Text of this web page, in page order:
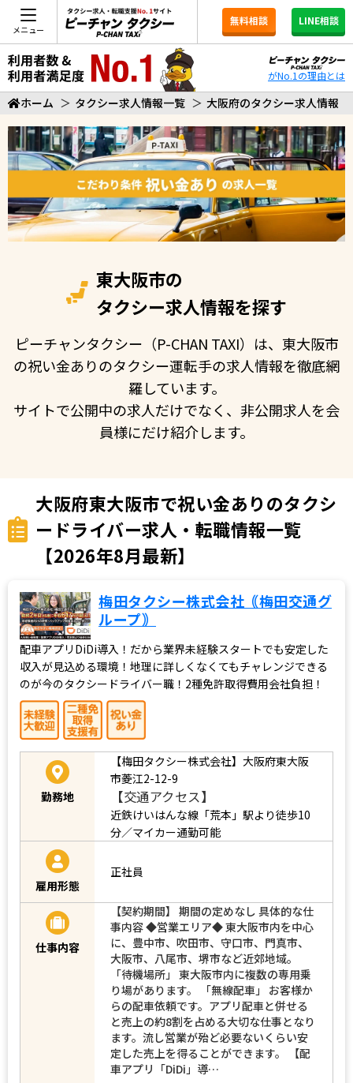
メニュー
無料相談 LINE相談
がNo.1の理由とは
ホーム ＞ タクシー求人情報一覧 ＞ 大阪府のタクシー求人情報
東大阪市の
タクシー求人情報を探す
ピーチャンタクシー（P-CHAN TAXI）は、東大阪市
の祝い金ありのタクシー運転手の求人情報を徹底網
羅しています。
サイトで公開中の求人だけでなく、非公開求人を会
員様にだけ紹介します。
大阪府東大阪市で祝い金ありのタクシ
ードライバー求人・転職情報一覧
【2026年8月最新】
梅田タクシー株式会社｟梅田交通グ
ループ｠
配車アプリDiDi導入！だから業界未経験スタートでも安定した
収入が見込める環境！地理に詳しくなくてもチャレンジできる
のが今のタクシードライバー職！2種免許取得費用会社負担！
勤務地
【梅田タクシー株式会社】大阪府東大阪
市菱江2-12-9
【交通アクセス】
近鉄けいはんな線「荒本」駅より徒歩10
分／マイカー通勤可能
雇用形態
正社員
仕事内容
【契約期間】 期間の定めなし 具体的な仕
事内容 ◆営業エリア◆ 東大阪市内を中心
に、豊中市、吹田市、守口市、門真市、
大阪市、八尾市、堺市など近郊地域。
「待機場所」 東大阪市内に複数の専用乗
り場があります。 「無線配車」 お客様か
らの配車依頼です。アプリ配車と併せる
と売上の約8割を占める大切な仕事となり
ます。流し営業が殆ど必要ないくらい安
定した売上を得ることができます。 【配
車アプリ「DiDi」導…